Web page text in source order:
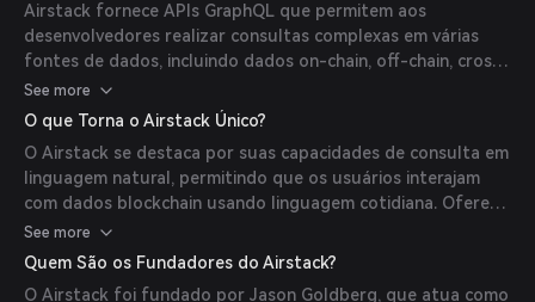
simplifica o desenvolvimento de aplicações Web3
composáveis ao eliminar a necessidade de múltiplas
chamadas de API e extensa infraestrutura de backend.
Airstack fornece APIs GraphQL que permitem aos
desenvolvedores realizar consultas complexas em várias
fontes de dados, incluindo dados on-chain, off-chain, cross-
chain e cross-projetos. Seu motor de IA possibilita
consultas em linguagem natural, traduzindo-as para
GraphQL executável, tornando os dados da blockchain
acessíveis mesmo para aqueles que são novos em GraphQL.
Essa abordagem permite que os desenvolvedores integrem
dados relevantes do ecossistema em suas aplicações de
forma fluida.
See more
O que Torna o Airstack Único?
O Airstack se destaca por suas capacidades de consulta em
linguagem natural, permitindo que os usuários interajam
com dados blockchain usando linguagem cotidiana. Oferece
APIs de Identidade Web3 que permitem consultas através
de ENS, Lens, Farcaster e NFTs com uma única
See more
Quem São os Fundadores do Airstack?
O Airstack foi fundado por Jason Goldberg, que atua como